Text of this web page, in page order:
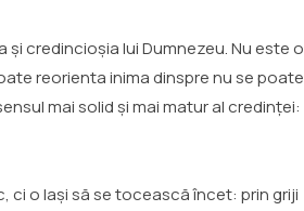
credincioșia lui Dumnezeu. Nu este o
reorienta inima dinspre nu se poate
mai solid și mai matur al credinței:
ci o lași să se tocească încet: prin griji